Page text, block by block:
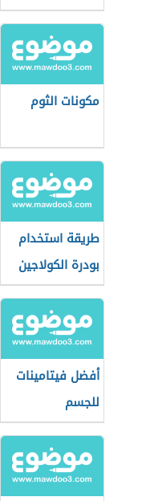
مكونات الثوم
طريقة استخدام
بودرة الكولاجين
أفضل فيتامينات
للجسم